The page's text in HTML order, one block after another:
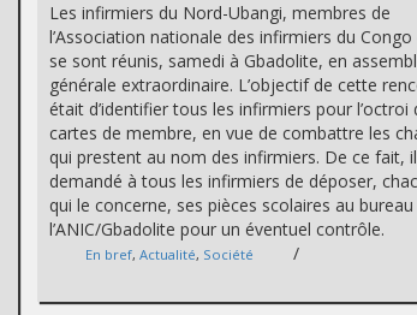
Les infirmiers du Nord-Ubangi, membres de
l’Association nationale des infirmiers du Congo
se sont réunis, samedi à Gbadolite, en
générale extraordinaire. L’objectif de cette
était d’identifier tous les infirmiers pour l’octroi
cartes de membre, en vue de combattre les
qui prestent au nom des infirmiers. De ce fait,
demandé à tous les infirmiers de déposer,
qui le concerne, ses pièces scolaires au bureau
l’ANIC/Gbadolite pour un éventuel contrôle.
En bref,Actualité, Société /